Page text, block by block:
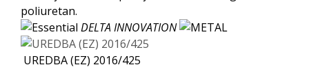
poliuretan.
DELTA INNOVATION
UREDBA (EZ) 2016/425